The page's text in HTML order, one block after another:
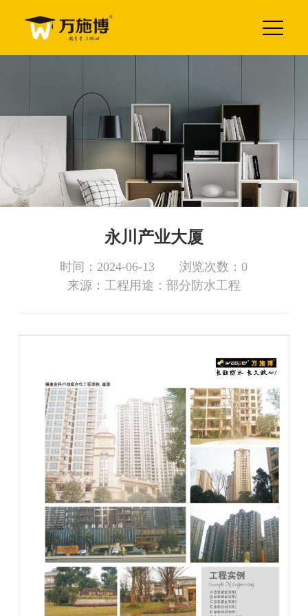
永川产业大厦
时间：2024-06-13 浏览次数：0
来源：工程用途：部分防水工程